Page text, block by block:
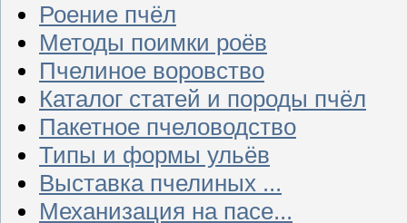
Роение пчёл
Методы поимки роёв
Пчелиное воровство
Каталог статей и породы пчёл
Пакетное пчеловодство
Типы и формы ульёв
Выставка пчелиных ...
Механизация на пасе...